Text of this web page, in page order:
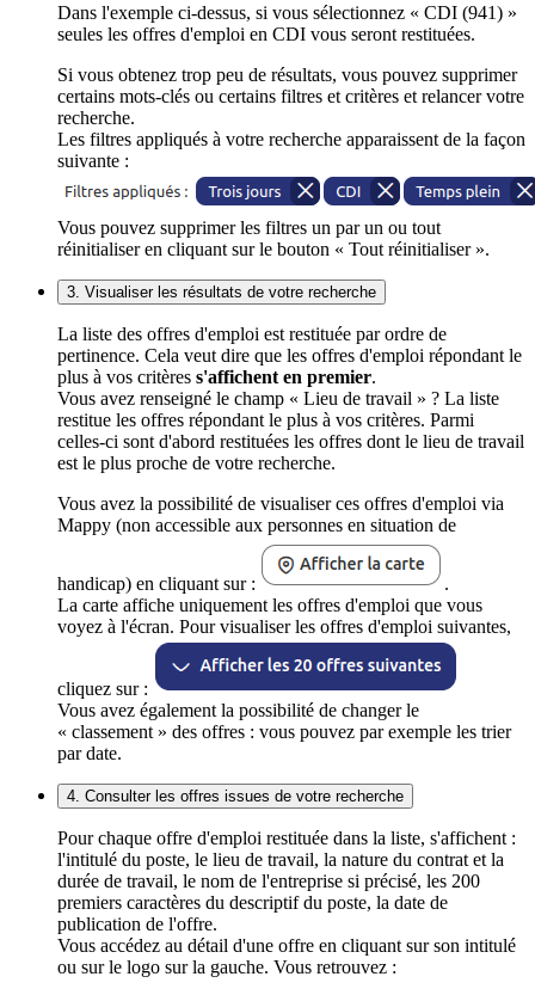
Dans l'exemple ci-dessus, si vous sélectionnez « CDI (941) »
seules les offres d'emploi en CDI vous seront restituées.
Si vous obtenez trop peu de résultats, vous pouvez supprimer
certains mots-clés ou certains filtres et critères et relancer votre
recherche.
Les filtres appliqués à votre recherche apparaissent de la façon
suivante :
Vous pouvez supprimer les filtres un par un ou tout
réinitialiser en cliquant sur le bouton « Tout réinitialiser ».
3. Visualiser les résultats de votre recherche
La liste des offres d'emploi est restituée par ordre de
pertinence. Cela veut dire que les offres d'emploi répondant le
plus à vos critères s'affichent en premier.
Vous avez renseigné le champ « Lieu de travail » ? La liste
restitue les offres répondant le plus à vos critères. Parmi
celles-ci sont d'abord restituées les offres dont le lieu de travail
est le plus proche de votre recherche.
Vous avez la possibilité de visualiser ces offres d'emploi via
Mappy (non accessible aux personnes en situation de
handicap) en cliquant sur :
.
La carte affiche uniquement les offres d'emploi que vous
voyez à l'écran. Pour visualiser les offres d'emploi suivantes,
cliquez sur :
Vous avez également la possibilité de changer le
« classement » des offres : vous pouvez par exemple les trier
par date.
4. Consulter les offres issues de votre recherche
Pour chaque offre d'emploi restituée dans la liste, s'affichent :
l'intitulé du poste, le lieu de travail, la nature du contrat et la
durée de travail, le nom de l'entreprise si précisé, les 200
premiers caractères du descriptif du poste, la date de
publication de l'offre.
Vous accédez au détail d'une offre en cliquant sur son intitulé
ou sur le logo sur la gauche. Vous retrouvez :